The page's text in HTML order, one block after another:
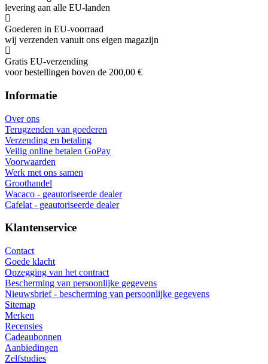
levering aan alle EU-landen
Goederen in EU-voorraad
wij verzenden vanuit ons eigen magazijn
Gratis EU-verzending
voor bestellingen boven de 200,00 €
Informatie
Over ons
Terugzenden van goederen
Verzending en betaling
Veilig online betalen GoPay
Voorwaarden
Werk met ons samen
Groothandel
Wacaco - geautoriseerde dealer
Cafelat - geautoriseerde dealer
Klantenservice
Contact
Goede klacht
Opzegging van het contract
Bescherming van persoonlijke gegevens
Nieuwsbrief - bescherming van persoonlijke gegevens
Sitemap
Merken
Recensies
Cadeaubonnen
Aanbiedingen
Zelfstudies